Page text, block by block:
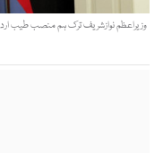
وزیراعظم نوازشریف ترک ہم منصب طیب